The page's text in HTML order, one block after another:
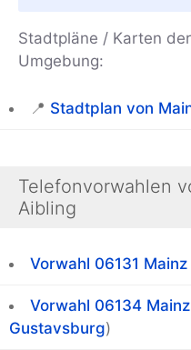
Stadtpläne / Karten
Umgebung:
📍 Stadtplan von
Telefonvorwahlen
Aibling
Vorwahl 06131 Mainz
Vorwahl 06134
Gustavsburg)